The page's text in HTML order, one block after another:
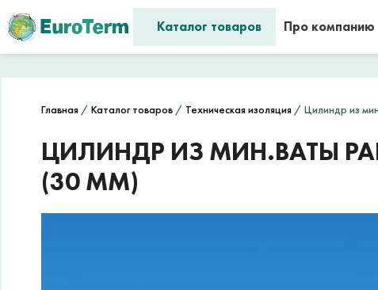
Каталог товаров Про компанию
Главная / Каталог товаров / Техническая изоляция / Цилиндр из
ЦИЛИНДР ИЗ МИН.ВАТЫ
(30 ММ)